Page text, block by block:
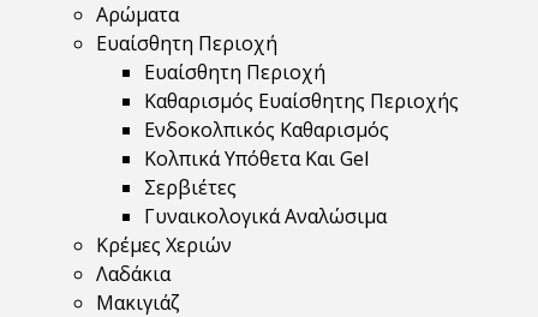
Αρώματα
Ευαίσθητη Περιοχή
Ευαίσθητη Περιοχή
Καθαρισμός Ευαίσθητης Περιοχής
Ενδοκολπικός Καθαρισμός
Κολπικά Υπόθετα Και Gel
Σερβιέτες
Γυναικολογικά Αναλώσιμα
Κρέμες Χεριών
Λαδάκια
Μακιγιάζ